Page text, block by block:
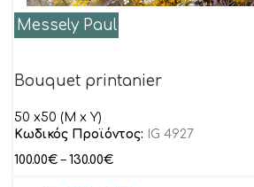
Messely Paul
Bouquet printanier
50 x50 (M x Y)
Κωδικός Προϊόντος:
IG 4927
100.00€ – 130.00€